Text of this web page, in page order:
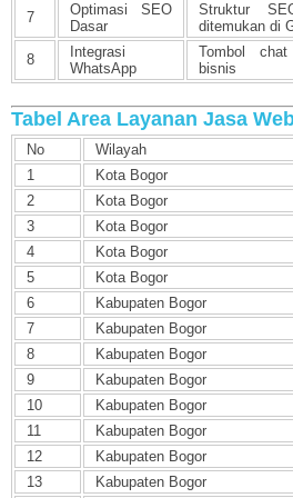
7
Optimasi SEO
Dasar
Struktur
ditemukan di
8
Integrasi
WhatsApp
Tombol
bisnis
Tabel Area Layanan Jasa
No Wilayah
1
Kota Bogor
2
Kota Bogor
3
Kota Bogor
4
Kota Bogor
5
Kota Bogor
6
Kabupaten Bogor
7
Kabupaten Bogor
8
Kabupaten Bogor
9
Kabupaten Bogor
10
Kabupaten Bogor
11
Kabupaten Bogor
12
Kabupaten Bogor
13
Kabupaten Bogor